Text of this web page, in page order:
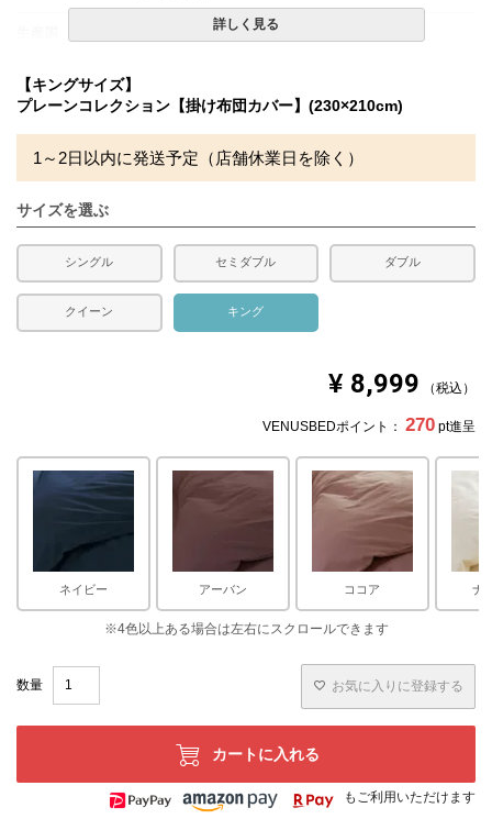
備考
・配達日指定ＯＫ！
※北海道・沖縄・離島等一部地域へのお届けは別途送料が
発生する場合がございます。また、発送予定も変更になる
詳しく見る
【キングサイズ】
プレーンコレクション【掛け布団カバー】(230×210cm)
1～2日以内に発送予定（店舗休業日を除く）
サイズを選ぶ
シングル セミダブル ダブル
クイーン キング
¥ 8,999 税込
VENUSBEDポイント： 270 pt進呈
ネイビー アーバン ココア ナ
お気に入りに登録する
カートに入れる
もご利用いただけます